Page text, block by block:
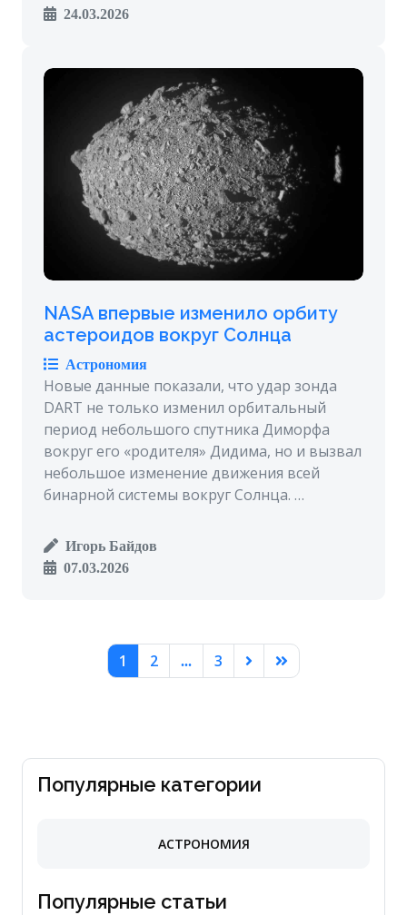
24.03.2026
NASA впервые изменило орбиту
астероидов вокруг Солнца
Астрономия
Новые данные показали, что удар зонда
DART не только изменил орбитальный
период небольшого спутника Диморфа
вокруг его «родителя» Дидима, но и вызвал
небольшое изменение движения всей
бинарной системы вокруг Солнца. …
Игорь Байдов
07.03.2026
1 2 ... 3
Популярные категории
АСТРОНОМИЯ
Популярные статьи